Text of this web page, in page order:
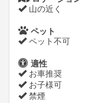
山の近く
ペット
ペット不可
適性
お車推奨
お子様可
禁煙